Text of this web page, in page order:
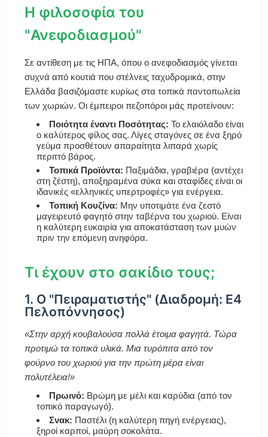
Η φιλοσοφία του
"Ανεφοδιασμού"
Σε αντίθεση με τις ΗΠΑ, όπου ο ανεφοδιασμός γίνεται
συχνά από κουτιά που στέλνεις ταχυδρομικά, στην
Ελλάδα βασιζόμαστε κυρίως στα τοπικά παντοπωλεία
των χωριών. Οι έμπειροι πεζοπόροι μάς προτείνουν:
Ποιότητα έναντι Ποσότητας: Το ελαιόλαδο είναι
ο καλύτερος φίλος σας. Λίγες σταγόνες σε ένα ξηρό
γεύμα προσθέτουν απαραίτητα λιπαρά χωρίς
περιττό βάρος.
Τοπικά Προϊόντα: Παξιμάδια, γραβιέρα (αντέχει
στη ζέστη), αποξηραμένα σύκα και σταφίδες είναι οι
ιδανικές «ελληνικές υπερτροφές» για ενέργεια.
Τοπική Κουζίνα: Μην υποτιμάτε ένα ζεστό
μαγειρευτό φαγητό στην ταβέρνα του χωριού. Είναι
η καλύτερη ευκαιρία για αποκατάσταση των μυών
πριν την επόμενη ανηφόρα.
Τι έχουν στο σακίδιο τους;
1. Ο "Πειραματιστής" (Διαδρομή: Ε4
Πελοπόννησος)
«Στην αρχή κουβαλούσα πολλά έτοιμα φαγητά. Τώρα
προτιμώ τα τοπικά υλικά. Μια τυρόπιτα από τον
φούρνο του χωριού για την πρώτη μέρα είναι
πολυτέλεια!»
Πρωινό: Βρώμη με μέλι και καρύδια (από τον
τοπικό παραγωγό).
Σνακ: Παστέλι (η καλύτερη πηγή ενέργειας),
ξηροί καρποί, μαύρη σοκολάτα.